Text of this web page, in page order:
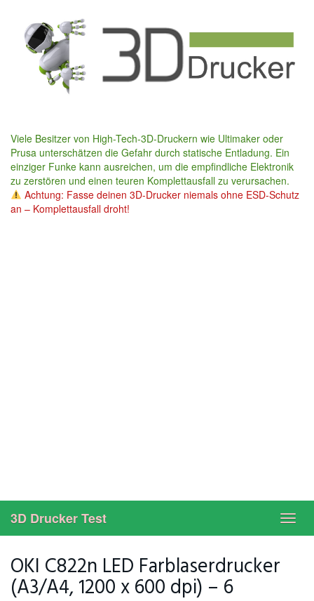
content
Viele Besitzer von High-Tech-3D-Druckern wie Ultimaker oder
Prusa unterschätzen die Gefahr durch statische Entladung. Ein
einziger Funke kann ausreichen, um die empfindliche Elektronik
zu zerstören und einen teuren Komplettausfall zu verursachen.
Achtung: Fasse deinen 3D-Drucker niemals ohne ESD-Schutz
an – Komplettausfall droht!
3D Drucker Test
OKI C822n LED Farblaserdrucker
(A3/A4, 1200 x 600 dpi) – 6